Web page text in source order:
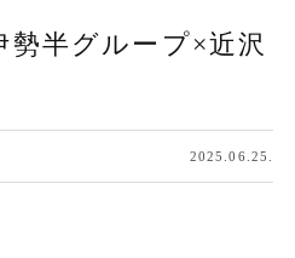
勢半グループ×近沢
2025.06.25.